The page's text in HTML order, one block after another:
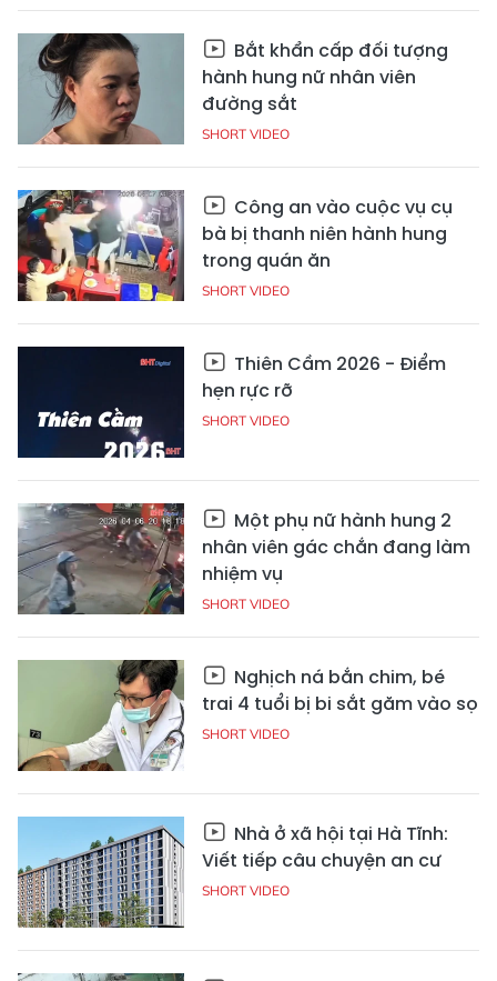
Bắt khẩn cấp đối tượng
hành hung nữ nhân viên
đường sắt
SHORT VIDEO
Công an vào cuộc vụ cụ
bà bị thanh niên hành hung
trong quán ăn
SHORT VIDEO
Thiên Cầm 2026 - Điểm
hẹn rực rỡ
SHORT VIDEO
Một phụ nữ hành hung 2
nhân viên gác chắn đang làm
nhiệm vụ
SHORT VIDEO
Nghịch ná bắn chim, bé
trai 4 tuổi bị bi sắt găm vào sọ
SHORT VIDEO
Nhà ở xã hội tại Hà Tĩnh:
Viết tiếp câu chuyện an cư
SHORT VIDEO